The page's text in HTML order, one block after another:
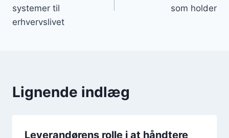
systemer til
erhvervslivet
som holder
Lignende indlæg
Leverandørens rolle i at håndtere